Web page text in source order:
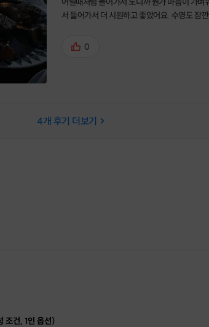
서 들어가서 더 시원하고 좋았어요. 수영도 잠
울 살다가 가끔 시골 내려와 쉬는 거 좋은 것 같아
0
4개 후기 더보기
조건, 1인 옵션)